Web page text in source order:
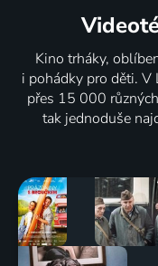
Kino trháky,
i pohádky pro děti. V
přes 15 000
tak jednoduše